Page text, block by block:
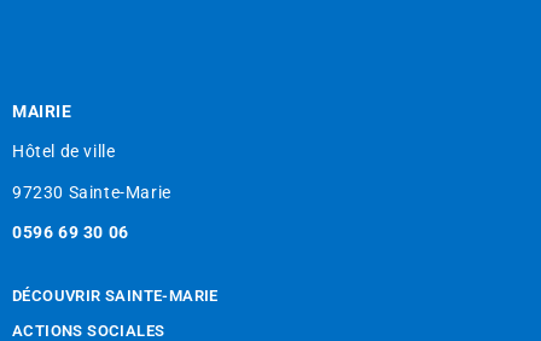
MAIRIE
Hôtel de ville
97230 Sainte-Marie
0596 69 30 06
DÉCOUVRIR SAINTE-MARIE
ACTIONS SOCIALES